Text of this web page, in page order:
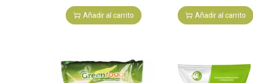
Añadir al carrito Añadir al carrito